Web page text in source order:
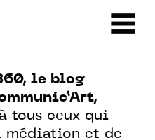
le blog
à tous ceux qui
médiation et de